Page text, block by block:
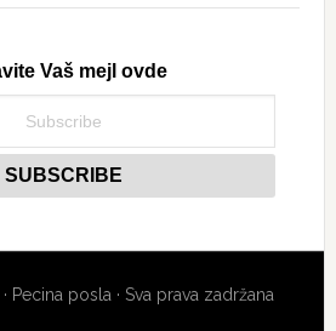
Vaš mejl ovde
posla · Sva prava zadržana